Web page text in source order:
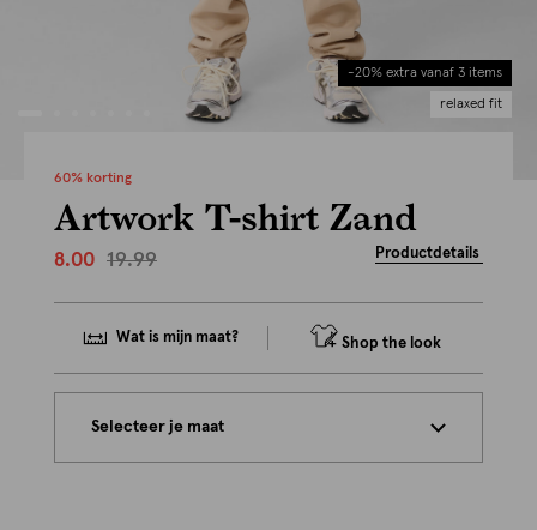
-20% extra vanaf 3 items
relaxed fit
60% korting
Artwork T-shirt Zand
8.00 19.99 Productdetails
Wat is mijn maat? Shop the look
Selecteer je maat